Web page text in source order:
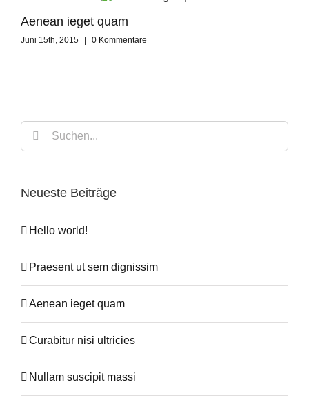
Aenean ieget quam
Juni 15th, 2015 | 0 Kommentare
Suche
nach:
Neueste Beiträge
Hello world!
Praesent ut sem dignissim
Aenean ieget quam
Curabitur nisi ultricies
Nullam suscipit massi